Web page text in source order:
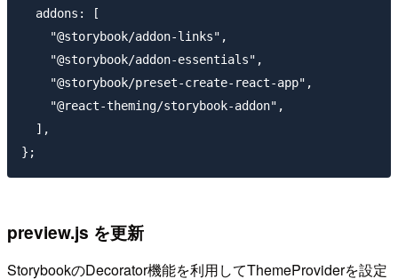
  addons: [
    "@storybook/addon-links",
    "@storybook/addon-essentials",
    "@storybook/preset-create-react-app",
    "@react-theming/storybook-addon",
  ],
preview.js を更新
StorybookのDecorator機能を利用してThemeProviderを設定